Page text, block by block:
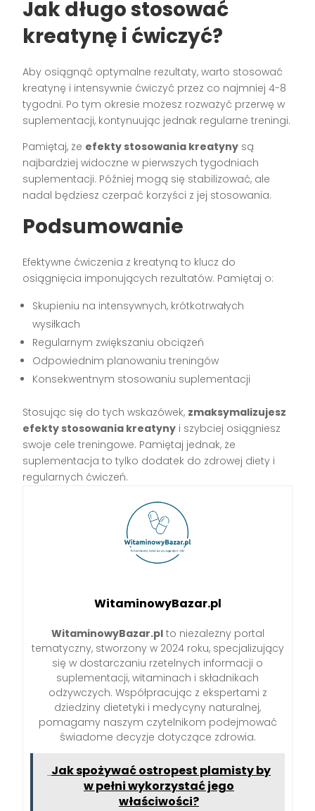
Jak długo stosować
kreatynę i ćwiczyć?
Aby osiągnąć optymalne rezultaty, warto stosować
kreatynę i intensywnie ćwiczyć przez co najmniej 4-8
tygodni. Po tym okresie możesz rozważyć przerwę w
suplementacji, kontynuując jednak regularne treningi.
Pamiętaj, że efekty stosowania kreatyny są
najbardziej widoczne w pierwszych tygodniach
suplementacji. Później mogą się stabilizować, ale
nadal będziesz czerpać korzyści z jej stosowania.
Podsumowanie
Efektywne ćwiczenia z kreatyną to klucz do
osiągnięcia imponujących rezultatów. Pamiętaj o:
Skupieniu na intensywnych, krótkotrwałych
wysiłkach
Regularnym zwiększaniu obciążeń
Odpowiednim planowaniu treningów
Konsekwentnym stosowaniu suplementacji
Stosując się do tych wskazówek, zmaksymalizujesz
efekty stosowania kreatyny i szybciej osiągniesz
swoje cele treningowe. Pamiętaj jednak, że
suplementacja to tylko dodatek do zdrowej diety i
regularnych ćwiczeń.
WitaminowyBazar.pl
WitaminowyBazar.plto niezależny portal
tematyczny, stworzony w 2024 roku, specjalizujący
się w dostarczaniu rzetelnych informacji o
suplementacji, witaminach i składnikach
odżywczych. Współpracując z ekspertami z
dziedziny dietetyki i medycyny naturalnej,
pomagamy naszym czytelnikom podejmować
świadome decyzje dotyczące zdrowia.
Jak spożywać ostropest plamisty by
w pełni wykorzystać jego
właściwości?